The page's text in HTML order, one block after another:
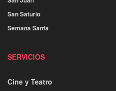
San Saturio
Semana Santa
SERVICIOS
Cine y Teatro